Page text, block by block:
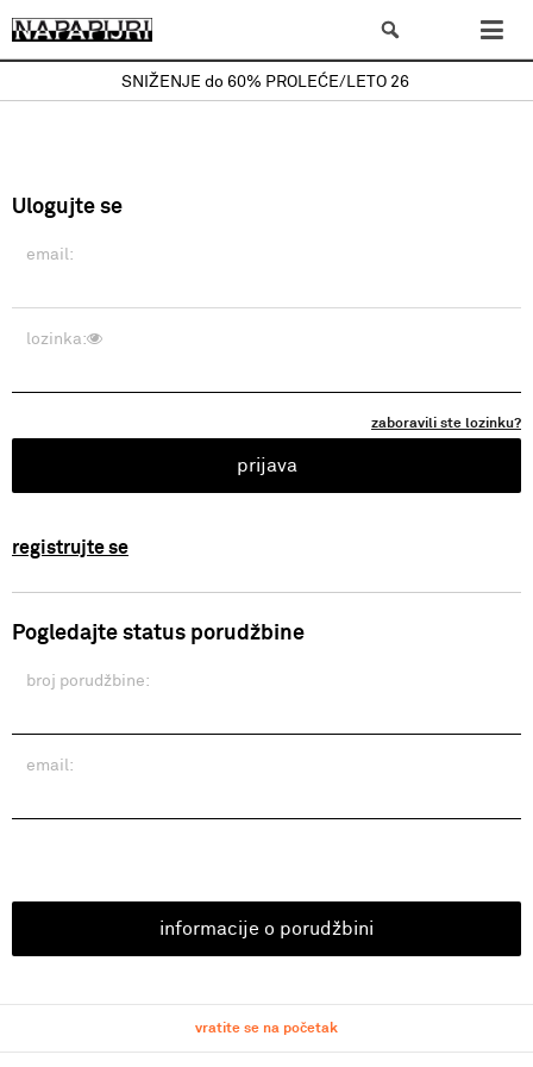
SNIŽENJE do 60% PROLEĆE/LETO 26
Ulogujte se
email:
lozinka:
zaboravili ste lozinku?
prijava
registrujte se
Pogledajte status porudžbine
broj porudžbine:
email:
informacije o porudžbini
vratite se na početak